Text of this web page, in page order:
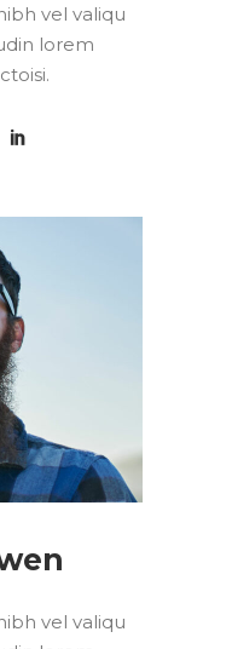
vel valiqu
lorem
vel valiqu